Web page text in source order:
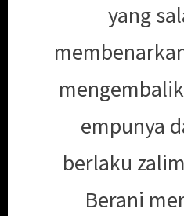
yang
empunya
berlaku
Berani